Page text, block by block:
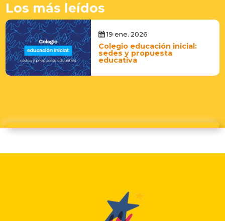
Los más leídos
19 ene. 2026
Colegio educación inicial:
sedes y propuesta
educativa